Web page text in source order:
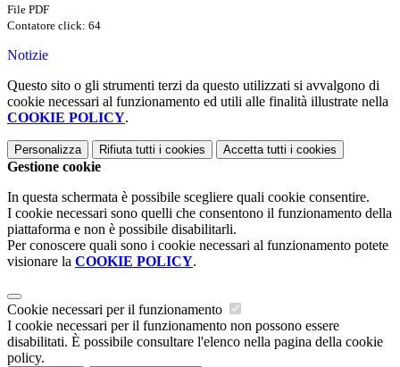
File PDF
Contatore click: 64
Notizie
Questo sito o gli strumenti terzi da questo utilizzati si avvalgono di
cookie necessari al funzionamento ed utili alle finalità illustrate nella
COOKIE POLICY.
Personalizza Rifiuta tutti i cookies Accetta tutti i cookies
Gestione cookie
In questa schermata è possibile scegliere quali cookie consentire.
I cookie necessari sono quelli che consentono il funzionamento della
piattaforma e non è possibile disabilitarli.
Per conoscere quali sono i cookie necessari al funzionamento potete
visionare la COOKIE POLICY.
Cookie necessari per il funzionamento
I cookie necessari per il funzionamento non possono essere
disabilitati. È possibile consultare l'elenco nella pagina della cookie
policy.